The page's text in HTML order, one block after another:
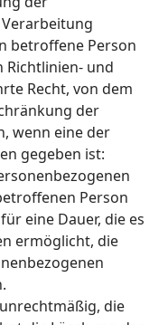
betroffene Person
Richtlinien- und
Recht, von dem
der
wenn eine der
gegeben ist:
Person
eine Dauer, die es
ermöglicht, die
die